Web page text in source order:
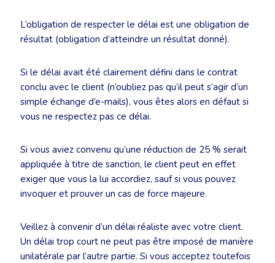
L’obligation de respecter le délai est une obligation de
résultat (obligation d’atteindre un résultat donné).
Si le délai avait été clairement défini dans le contrat
conclu avec le client (n’oubliez pas qu’il peut s’agir d’un
simple échange d’e-mails), vous êtes alors en défaut si
vous ne respectez pas ce délai.
Si vous aviez convenu qu’une réduction de 25 % serait
appliquée à titre de sanction, le client peut en effet
exiger que vous la lui accordiez, sauf si vous pouvez
invoquer et prouver un cas de force majeure.
Veillez à convenir d’un délai réaliste avec votre client.
Un délai trop court ne peut pas être imposé de manière
unilatérale par l’autre partie. Si vous acceptez toutefois